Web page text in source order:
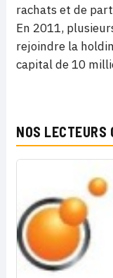
rachats et de
En 2011,
rejoindre la
capital de 10
NOS LECTEURS